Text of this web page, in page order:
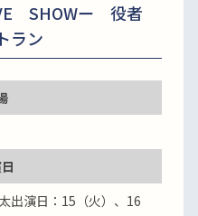
SHOWー 役者
ラン
出演日：15（火）、16